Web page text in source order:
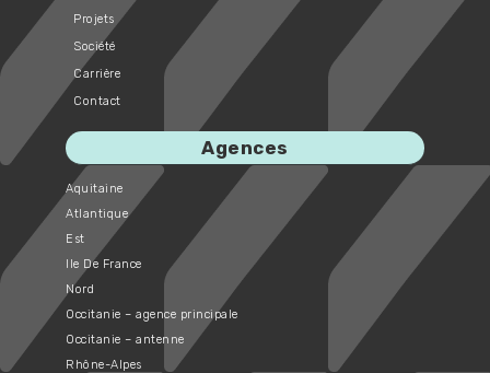
Projets
Société
Carrière
Contact
Agences
Aquitaine
Atlantique
Est
Ile De France
Nord
Occitanie – agence principale
Occitanie – antenne
Rhône-Alpes